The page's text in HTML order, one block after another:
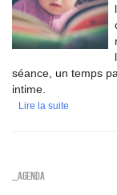
séance, un temps
intime.
Lire la suite
_Agenda